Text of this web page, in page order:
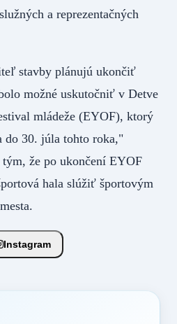
a reprezentačných
stavby plánujú ukončiť
možné uskutočniť v Detve
mládeže (EYOF), ktorý
do 30. júla tohto roka,"
tým, že po ukončení EYOF
hala slúžiť športovým
Instagram